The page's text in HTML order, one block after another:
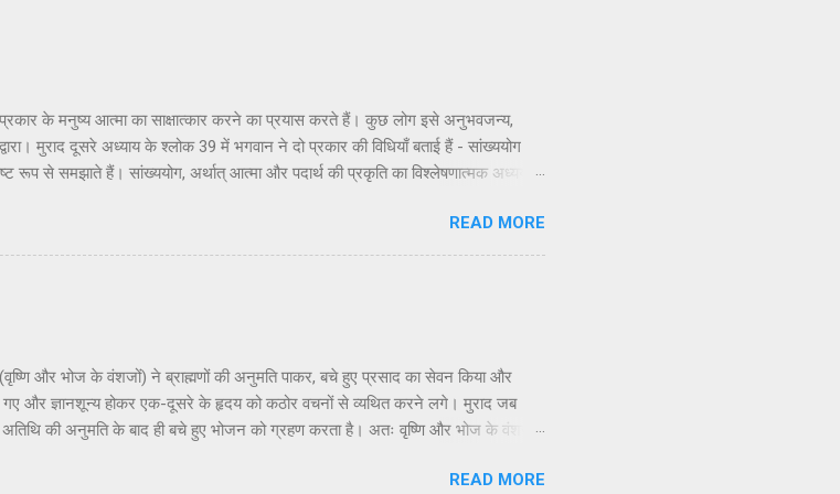
प्रकार के मनुष्य आत्मा का साक्षात्कार करने का प्रयास करते हैं। कुछ लोग इसे अनुभवजन्य,
मुराद दूसरे अध्याय के श्लोक 39 में भगवान ने दो प्रकार की विधियाँ बताई हैं - सांख्ययोग
रूप से समझाते हैं। सांख्ययोग, अर्थात् आत्मा और पदार्थ की प्रकृति का विश्लेषणात्मक अध्ययन,
श्लोक में भी बताया है कि बुद्धियोग या कृष्णभावनामृत के सिद्धांतों के अनुसार कार्य करने
प्रक्रिया में कोई दोष नहीं है। इकसठवें श्लोक में यही सिद्धांत अधिक स्पष्ट रूप से समझाया
से, कृष्ण पर) ...
READ MORE
और भोज के वंशजों) ने ब्राह्मणों की अनुमति पाकर, बचे हुए प्रसाद का सेवन किया और
गए और ज्ञानशून्य होकर एक-दूसरे के हृदय को कठोर वचनों से व्यथित करने लगे। मुराद जब
अतिथि की अनुमति के बाद ही बचे हुए भोजन को ग्रहण करता है। अतः वृष्णि और भोज के वंशजों
करने से वे उन्मत्त और विवेकशून्य हो गए, यहाँ तक कि वे एक-दूसरे के साथ अपने संबंध भूल गए और
READ MORE